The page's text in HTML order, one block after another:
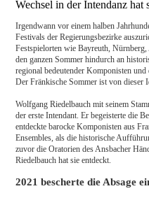
Wechsel in der Intendanz
Irgendwann vor einem halben
Festivals der Regierungsbezirke
Festspielorten wie Bayreuth,
den ganzen Sommer hindurch an
regional bedeutender Komponisten
Der Fränkische Sommer ist von dieser
Wolfgang Riedelbauch mit seinem
der erste Intendant. Er begeisterte die
entdeckte barocke Komponisten aus
Ensembles, als die historische
zuvor die Oratorien des Ansbacher
Riedelbauch hat sie entdeckt.
2021 bescherte die Absage